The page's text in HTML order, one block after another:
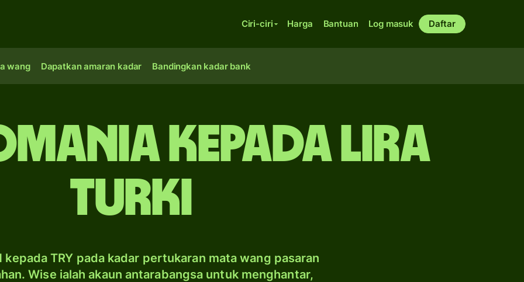
Ciri-ciri Harga Bantuan Log masuk Daftar
wang Dapatkan amaran kadar Bandingkan kadar bank
kepada lira
Turki
kepada TRY pada kadar pertukaran mata wang pasaran
Wise ialah akaun antarabangsa untuk menghantar,